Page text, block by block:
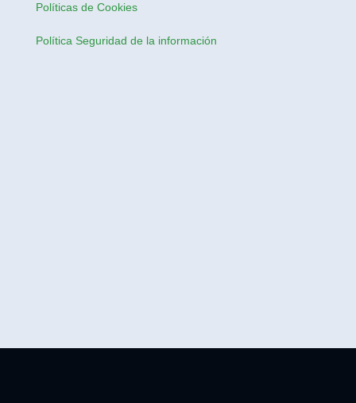
Políticas de Cookies
Política Seguridad de la información